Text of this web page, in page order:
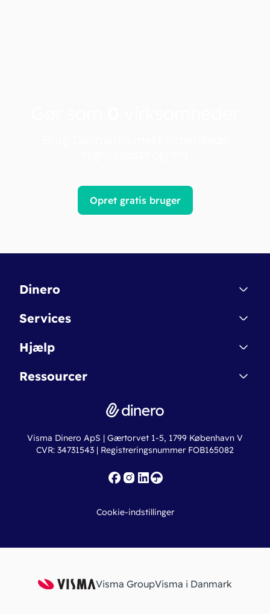
Opret gratis bruger
Dinero
Kontakt
Betingelser & Sikkerhed
Nye funktioner
Services
Dinero Starter
Dinero Pro
Erhvervslån
Fakturaskabeloner
Hjælp
Regnskabsordbogen
Online regnskabskurser
Ressourcer
Ny virksomhed
Iværksætterlegat
Visma Dinero ApS | Gærtorvet 1-5, 1799 København V
CVR: 34731543 | Registreringsnummer FOB165082
Cookie-indstillinger
Visma GroupVisma i Danmark